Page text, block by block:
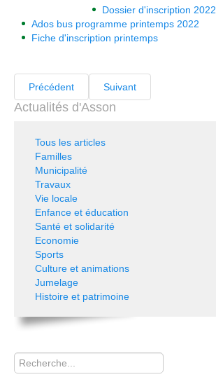
Dossier d'inscription 2022
Ados bus programme printemps 2022
Fiche d'inscription printemps
Précédent Suivant
Actualités d'Asson
Tous les articles
Familles
Municipalité
Travaux
Vie locale
Enfance et éducation
Santé et solidarité
Economie
Sports
Culture et animations
Jumelage
Histoire et patrimoine
Rechercher